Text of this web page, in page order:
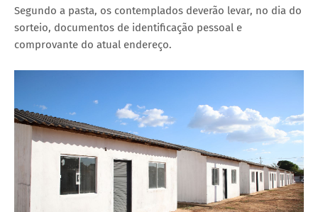
Segundo a pasta, os contemplados deverão levar, no dia do
sorteio, documentos de identificação pessoal e
comprovante do atual endereço.